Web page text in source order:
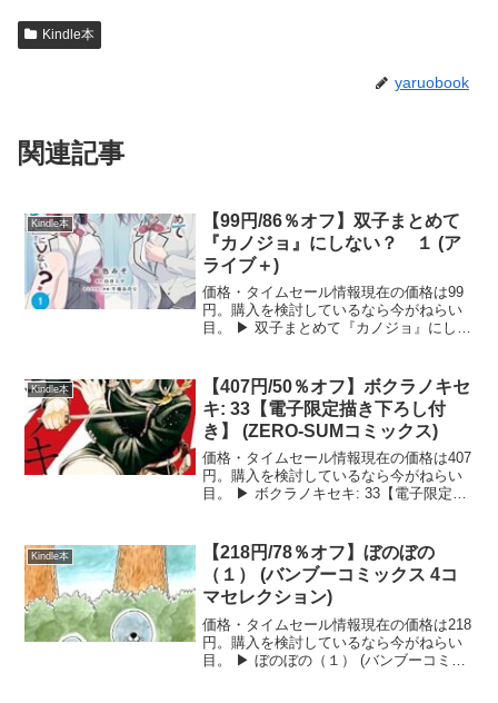
Kindle本
yaruobook
関連記事
Kindle本
【99円/86％オフ】双子まとめて
『カノジョ』にしない？ １ (ア
ライブ＋)
価格・タイムセール情報現在の価格は99
円。購入を検討しているなら今がねらい
目。 ▶ 双子まとめて『カノジョ』にしな
１ (アライブ＋)の詳しい内容本作は、優
等生...
Kindle本
【407円/50％オフ】ボクラノキセ
キ: 33【電子限定描き下ろし付
き】 (ZERO-SUMコミックス)
価格・タイムセール情報現在の価格は407
円。購入を検討しているなら今がねらい
目。 ▶ ボクラノキセキ: 33【電子限定描
子限定描き下ろし付き】 (...
Kindle本
【218円/78％オフ】ぼのぼの
（１） (バンブーコミックス 4コ
マセレクション)
価格・タイムセール情報現在の価格は218
円。購入を検討しているなら今がねらい
目。 ▶ ぼのぼの（１） (バンブーコミッ